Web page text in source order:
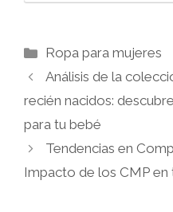
Categorías
Ropa para mujeres
Análisis de la
recién nacidos:
para tu bebé
Tendencias en
Impacto de los CMP en